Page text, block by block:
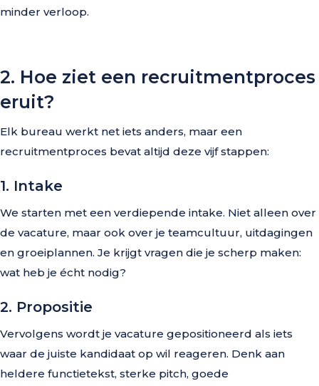
minder verloop.
2. Hoe ziet een recruitmentproces
eruit?
Elk bureau werkt net iets anders, maar een
recruitmentproces bevat altijd deze vijf stappen:
1. Intake
We starten met een verdiepende intake. Niet alleen over
de vacature, maar ook over je teamcultuur, uitdagingen
en groeiplannen. Je krijgt vragen die je scherp maken:
wat heb je écht nodig?
2. Propositie
Vervolgens wordt je vacature gepositioneerd als iets
waar de juiste kandidaat op wil reageren. Denk aan
heldere functietekst, sterke pitch, goede